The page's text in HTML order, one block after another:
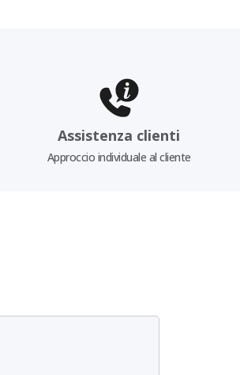
Assistenza clienti
Approccio individuale al cliente